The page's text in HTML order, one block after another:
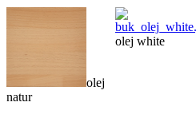
olej
natur
olej white